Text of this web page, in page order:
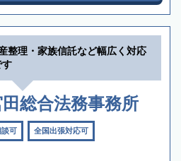
整理・家族信託など幅広く対応
す
総合法務事務所
談可 全国出張対応可